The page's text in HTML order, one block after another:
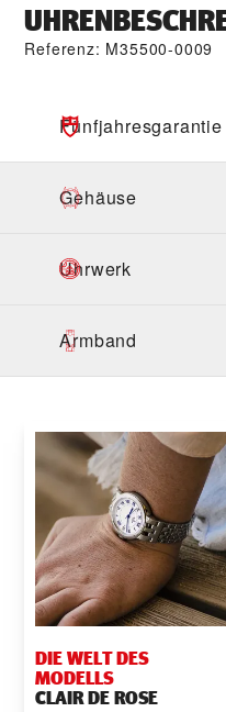
Referenz: M35500-0009
Fünfjahres­garantie
Gehäuse
Uhrwerk
Armband
DIE WELT DES
MODELLS
CLAIR DE ROSE